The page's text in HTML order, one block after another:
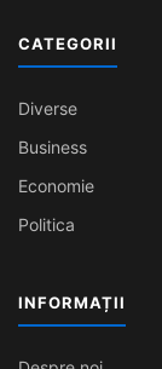
CATEGORII
Diverse
Business
Economie
Politica
INFORMAȚII